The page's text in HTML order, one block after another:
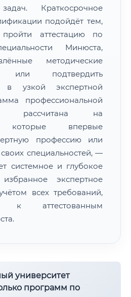
Краткосрочное
подойдёт тем,
аттестацию по
Минюста,
методические
или подтвердить
в узкой экспертной
профессиональной
рассчитана на
которые впервые
профессию или
специальностей, —
системное и глубокое
экспертное
всех требований,
к аттестованным
университет
программ по